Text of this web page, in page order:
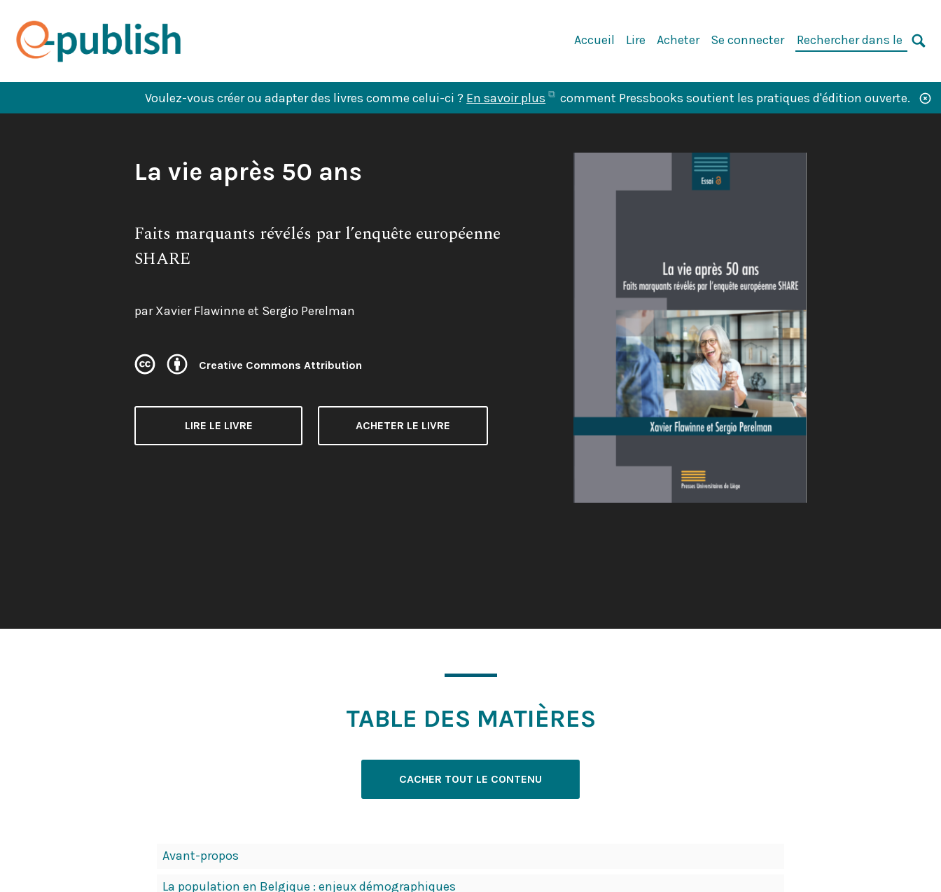
contenu
Navigation
Accueil Lire Acheter Se connecter
Rechercher
livre
:
Voulez-vous créer ou adapter des livres comme celui-ci ? En savoir plus
(ouvre
dans
nouvel
comment Pressbooks soutient les pratiques d'édition ouverte.
Titre
livre:
La vie après 50 ans
Sous-
titre:
Faits marquants révélés par l’enquête européenne
SHARE
par Xavier Flawinne et Sergio Perelman
Licence: Creative Commons Attribution
LIRE LE LIVRE ACHETER LE LIVRE
TABLE DES MATIÈRES
CACHER TOUT LE CONTENU
ContenuAvant-propos
La population en Belgique : enjeux démographiques